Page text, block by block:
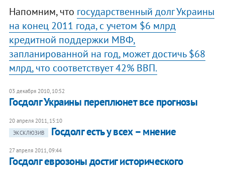
Напомним, что государственный долг Украины
на конец 2011 года, с учетом $6 млрд
кредитной поддержки МВФ,
запланированной на год, может достичь $68
млрд, что соответствует 42% ВВП.
03 декабря 2010, 10:52
Госдолг Украины переплюнет все прогнозы
20 апреля 2011, 15:10
ЭКСКЛЮЗИВ
​Госдолг есть у всех – мнение
27 апреля 2011, 09:44
​Госдолг еврозоны достиг исторического